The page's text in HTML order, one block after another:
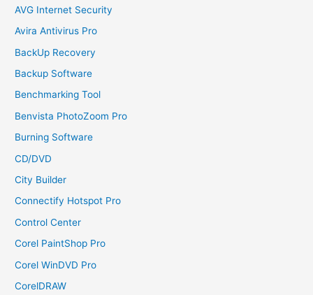
AVG Internet Security
Avira Antivirus Pro
BackUp Recovery
Backup Software
Benchmarking Tool
Benvista PhotoZoom Pro
Burning Software
CD/DVD
City Builder
Connectify Hotspot Pro
Control Center
Corel PaintShop Pro
Corel WinDVD Pro
CorelDRAW